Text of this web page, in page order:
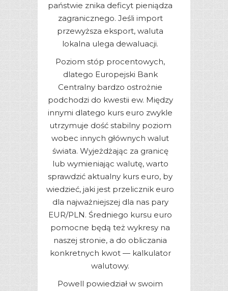
państwie znika deficyt pieniądza
zagranicznego. Jeśli import
przewyższa eksport, waluta
lokalna ulega dewaluacji.
Poziom stóp procentowych,
dlatego Europejski Bank
Centralny bardzo ostrożnie
podchodzi do kwestii ew. Między
innymi dlatego kurs euro zwykle
utrzymuje dość stabilny poziom
wobec innych głównych walut
świata. Wyjeżdżając za granicę
lub wymieniając walutę, warto
sprawdzić aktualny kurs euro, by
wiedzieć, jaki jest przelicznik euro
dla najważniejszej dla nas pary
EUR/PLN. Średniego kursu euro
pomocne będą też wykresy na
naszej stronie, a do obliczania
konkretnych kwot — kalkulator
walutowy.
Powell powiedział w swoim